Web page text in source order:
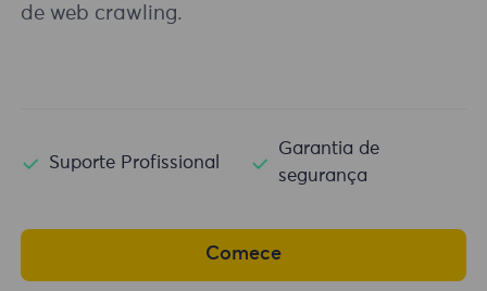
de web crawling.
Suporte Profissional
Garantia de
segurança
Comece